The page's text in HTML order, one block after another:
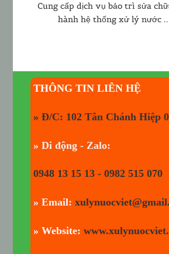
Cung cấp dịch vụ bảo trì sửa
hành hệ thống xử lý nước
THÔNG TIN LIÊN HỆ
» Đ/C: 102 Tân Chánh Hiệp
» Di động - Zalo:
0948 13 15 13 - 0982 515 070
» Email:
» Website: